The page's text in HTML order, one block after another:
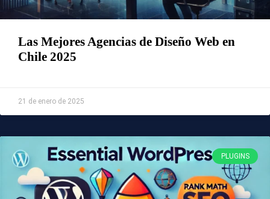
Las Mejores Agencias de Diseño Web en
Chile 2025
21 de enero de 2025
PLUGINS